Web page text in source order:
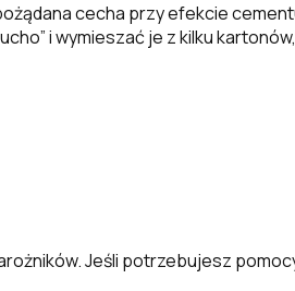
cecha przy efekcie
i wymieszać je z kilku
Jeśli potrzebujesz